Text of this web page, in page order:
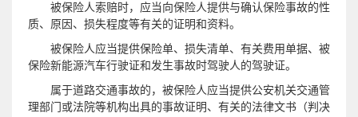
被保险人索赔时，应当向保险人提供与确认保险事故的性
质、原因、损失程度等有关的证明和资料。
被保险人应当提供保险单、损失清单、有关费用单据、被
保险新能源汽车行驶证和发生事故时驾驶人的驾驶证。
属于道路交通事故的，被保险人应当提供公安机关交通管
理部门或法院等机构出具的事故证明、有关的法律文书（判决